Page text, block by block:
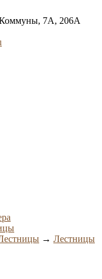
Коммуны, 7А, 206А
→ Лестницы